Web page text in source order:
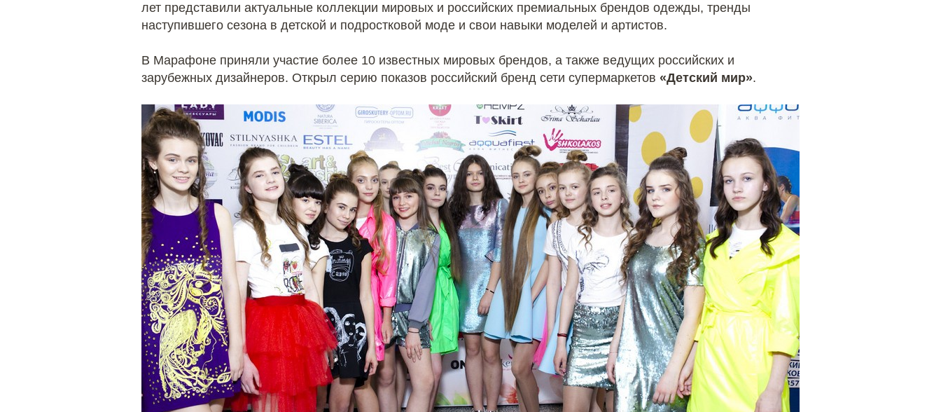
лет представили актуальные коллекции мировых и российских премиальных брендов одежды, тренды
наступившего сезона в детской и подростковой моде и свои навыки моделей и артистов.
В Марафоне приняли участие более 10 известных мировых брендов, а также ведущих российских и
зарубежных дизайнеров. Открыл серию показов российский бренд сети супермаркетов «Детский мир».